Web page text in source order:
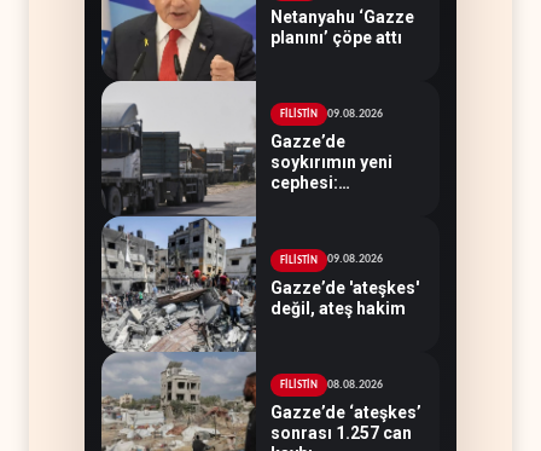
Netanyahu ‘Gazze
planını’ çöpe attı
FİLİSTİN 09.08.2026
Gazze’de
soykırımın yeni
cephesi:
FİLİSTİN 09.08.2026
Gazze’de 'ateşkes'
değil, ateş hakim
FİLİSTİN 08.08.2026
Gazze’de ‘ateşkes’
sonrası 1.257 can